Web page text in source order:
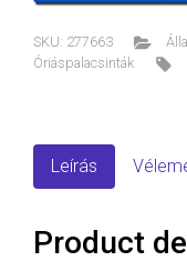
SKU: 277663
Óriáspalacsinták
Leírás
Product